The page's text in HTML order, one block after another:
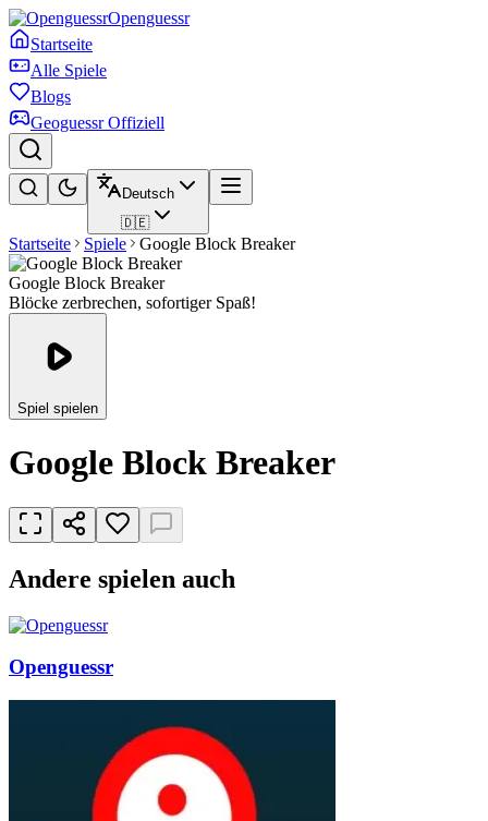
Openguessr
Startseite
Alle Spiele
Blogs
Geoguessr Offiziell
Deutsch
🇩🇪
Startseite Spiele Google Block Breaker
Google Block Breaker
Blöcke zerbrechen, sofortiger Spaß!
Spiel spielen
Google Block Breaker
Andere spielen auch
Openguessr